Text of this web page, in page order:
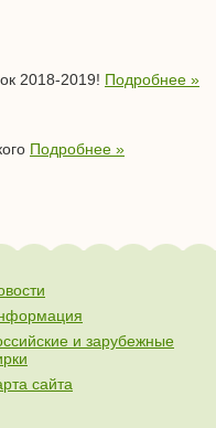
2018-2019! Подробнее »
Подробнее »
и зарубежные
сайта